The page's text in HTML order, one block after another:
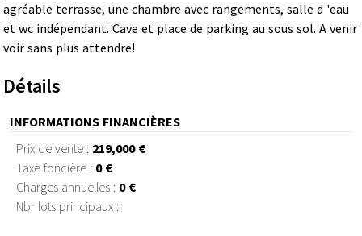
agréable terrasse, une chambre avec rangements, salle d 'eau
et wc indépendant. Cave et place de parking au sous sol. A venir
voir sans plus attendre!
Détails
INFORMATIONS FINANCIÈRES
Prix de vente : 219,000 €
Taxe foncière : 0 €
Charges annuelles : 0 €
Nbr lots principaux :